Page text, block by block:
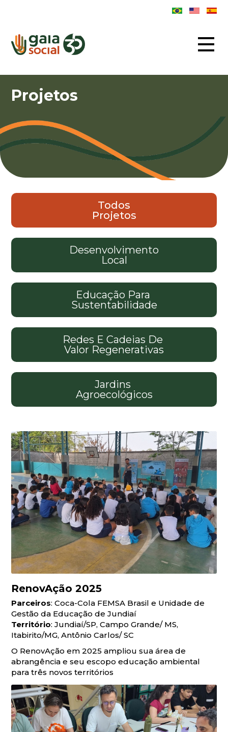
Projetos
Todos
Projetos
Desenvolvimento
Local
Educação Para
Sustentabilidade
Redes E Cadeias De
Valor Regenerativas
Jardins
Agroecológicos
RenovAção 2025
Parceiros: Coca-Cola FEMSA Brasil e Unidade de
Gestão da Educação de Jundiaí
Território: Jundiaí/SP, Campo Grande/ MS,
Itabirito/MG, Antônio Carlos/ SC
O RenovAção em 2025 ampliou sua área de
abrangência e seu escopo educação ambiental
para três novos territórios